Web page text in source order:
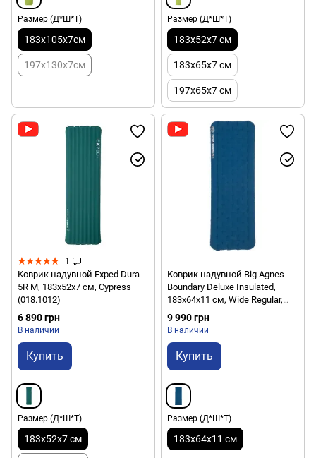
Размер (Д*Ш*Т)
183х105х7см
197х130х7см
Размер (Д*Ш*Т)
183х52х7 см
183х65х7 см
197х65х7 см
1
Коврик надувной Exped Dura
5R M, 183х52х7 см, Cypress
(018.1012)
6 890 грн
В наличии
Купить
Размер (Д*Ш*Т)
183х52х7 см
Коврик надувной Big Agnes
Boundary Deluxe Insulated,
183х64х11 см, Wide Regular,
Blue (841487144296)
9 990 грн
В наличии
Купить
Размер (Д*Ш*Т)
183x64x11 см